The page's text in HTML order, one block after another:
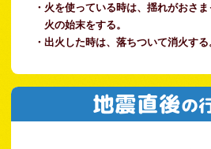
・火を使っている時は、揺れがおさ
火の始末をする。
・出火した時は、落ちついて消火する
地震直後の